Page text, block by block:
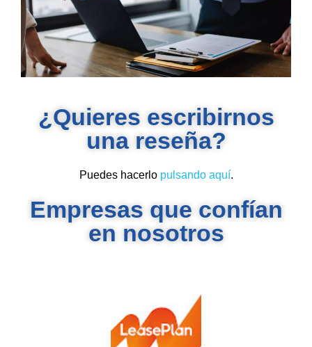
¿Quieres escribirnos
una reseña?
Puedes hacerlo pulsando aquí.
Empresas que confían
en nosotros